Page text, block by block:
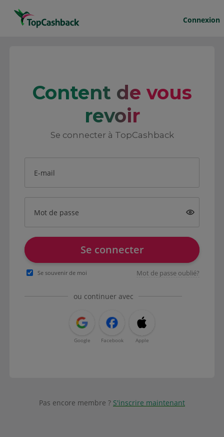
Connexion
Content de vous
revoir
Se connecter à TopCashback
E-mail
Mot de passe
Se connecter
Se souvenir de moi Mot de passe oublié?
ou continuer avec
Google Facebook Apple
Pas encore membre ? S'inscrire maintenant